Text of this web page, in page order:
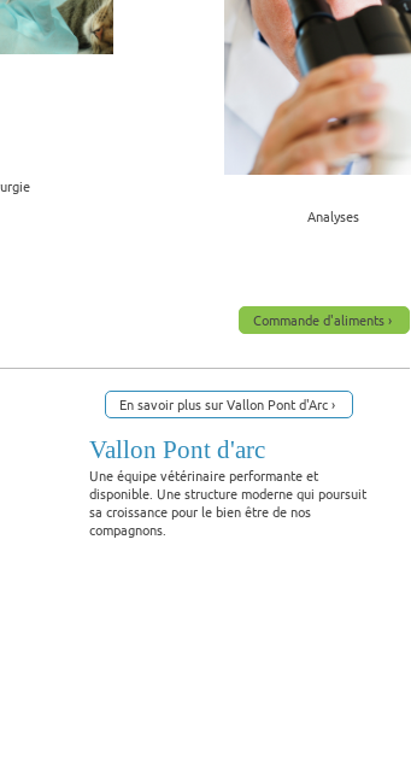
Analyses
Commande d'aliments
En savoir plus sur Vallon Pont d'Arc
Vallon Pont d'arc
Une équipe vétérinaire performante et
disponible. Une structure moderne qui poursuit
sa croissance pour le bien être de nos
compagnons.